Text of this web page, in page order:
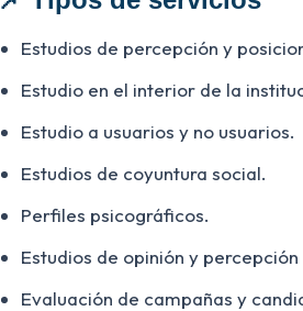
Estudios de percepción y
Estudio en el interior de la
Estudio a usuarios y no usuarios.
Estudios de coyuntura social.
Perfiles psicográficos.
Estudios de opinión y
Evaluación de campañas y